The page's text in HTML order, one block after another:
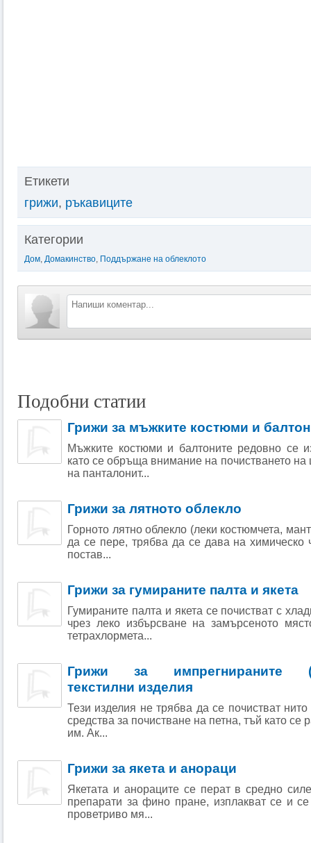
Етикети
грижи, ръкавиците
Категории
Дом, Домакинство, Поддържане на облеклото
Подобни статии
Грижи за мъжките костюми и
Мъжките костюми и балтоните редовно се
като се обръща внимание на почистването
на панталонит...
Грижи за лятното облекло
Горното лятно облекло (леки костюмчета,
да се пере, трябва да се дава на химическо
постав...
Грижи за гумираните палта и якета
Гумираните палта и якета се почистват с
чрез леко избърсване на замърсеното
тетрахлормета...
Грижи за импрегнираните
текстилни изделия
Тези изделия не трябва да се почистват
средства за почистване на петна, тъй като се
им. Ак...
Грижи за якета и анораци
Якетата и анораците се перат в средно
препарати за фино пране, изплакват се и
проветриво мя...